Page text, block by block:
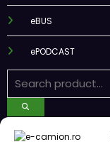
eBUS
ePODCAST
Recent Posts